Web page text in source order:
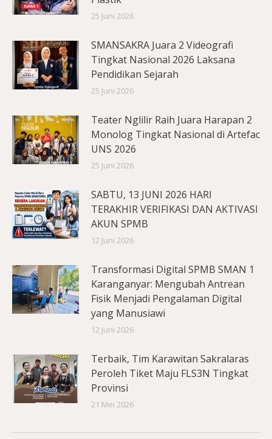
25 Juni 2026
SMANSAKRA Juara 2 Videografi
Tingkat Nasional 2026 Laksana
Pendidikan Sejarah
25 Juni 2026
Teater Nglilir Raih Juara Harapan 2
Monolog Tingkat Nasional di Artefac
UNS 2026
25 Juni 2026
SABTU, 13 JUNI 2026 HARI
TERAKHIR VERIFIKASI DAN AKTIVASI
AKUN SPMB
12 Juni 2026
Transformasi Digital SPMB SMAN 1
Karanganyar: Mengubah Antrean
Fisik Menjadi Pengalaman Digital
yang Manusiawi
12 Juni 2026
Terbaik, Tim Karawitan Sakralaras
Peroleh Tiket Maju FLS3N Tingkat
Provinsi
21 Mei 2026